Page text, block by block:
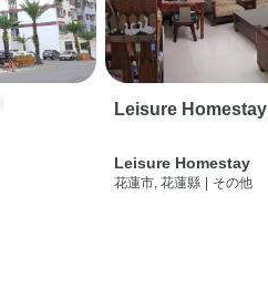
Leisure Homestay
Leisure Homestay
花蓮市, 花蓮縣 その他